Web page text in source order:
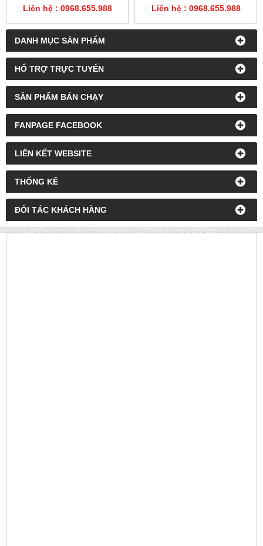
DANH MỤC SẢN PHẨM
HỔ TRỢ TRỰC TUYẾN
SẢN PHẨM BÁN CHẠY
FANPAGE FACEBOOK
LIÊN KẾT WEBSITE
THỐNG KÊ
ĐỐI TÁC KHÁCH HÀNG
Liên hệ : 0968.655.988
Liên hệ : 0968.655.988